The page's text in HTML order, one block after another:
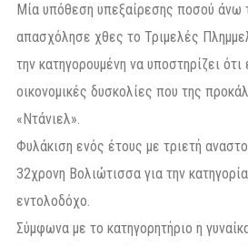
Μία υπόθεση υπεξαίρεσης ποσού άνω
απασχόλησε χθες το Τριμελές
την κατηγορουμένη να υποστηρίζει ότι
οικονομικές δυσκολίες που της
«Ντάνιελ».
Φυλάκιση ενός έτους με τριετή
32χρονη Βολιώτισσα για την
εντολοδόχο.
Σύμφωνα με το κατηγορητήριο η